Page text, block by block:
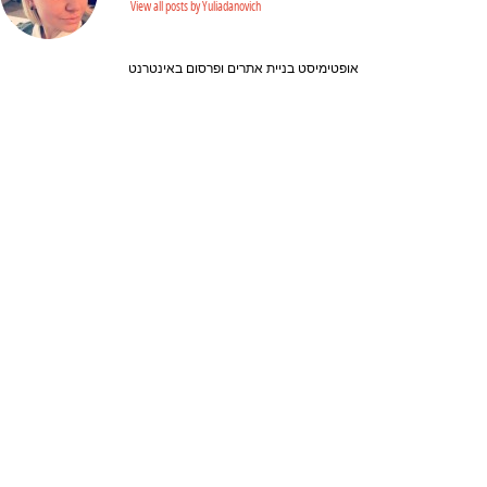
View all posts by Yuliadanovich
אופטימיסט בניית אתרים ופרסום באינטרנט